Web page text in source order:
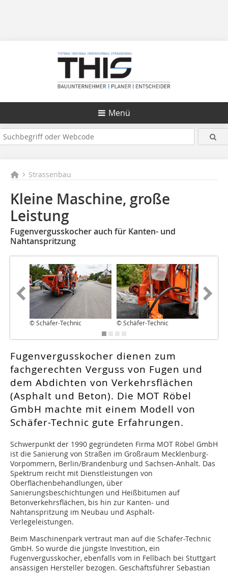
Menü
Strassenbau
Kleine Maschine, große
Leistung
Fugenvergusskocher auch für Kanten- und
Nahtanspritzung
© Schäfer-Technic © Schäfer-Technic
Fugenvergusskocher dienen zum
fachgerechten Verguss von Fugen und
dem Abdichten von Verkehrsflächen
(Asphalt und Beton). Die MOT Röbel
GmbH machte mit einem Modell von
Schäfer-Technic gute Erfahrungen.
Schwerpunkt der 1990 gegründeten Firma MOT Röbel GmbH
ist die Sanierung von Straßen im Großraum Mecklenburg-
Vorpommern, Berlin/Brandenburg und Sachsen-Anhalt. Das
Spektrum reicht mit Dienstleistungen von
Oberflächenbehandlungen, über
Sanierungsbeschichtungen und Heißbitumen auf
Betonverkehrsflächen, bis hin zur Kanten- und
Nahtanspritzung im Neubau und Asphalt-
Verlegeleistungen.
Beim Maschinenpark vertraut man auf die Schäfer-Technic
GmbH. So wurde die jüngste Investition, ein
Fugenvergusskocher, ebenfalls vom in Fellbach bei Stuttgart
ansässigen Hersteller bezogen. Geschäftsführer Sebastian